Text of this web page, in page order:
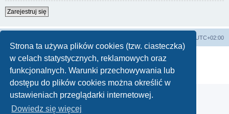
Strona ta używa plików cookies (tzw. ciasteczka)
w celach statystycznych, reklamowych oraz
funkcjonalnych. Warunki przechowywania lub
dostępu do plików cookies można określić w
ustawieniach przeglądarki internetowej.
Dowiedz się więcej
Zarejestruj się
UTC+02:00
Technologię dostarczaphpBB ® Forum Software © phpBB Limited
Zasady ochrony danych osobowych|Regulamin